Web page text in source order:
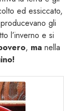
ed essiccato,
gli
l’inverno e si
, ma nella